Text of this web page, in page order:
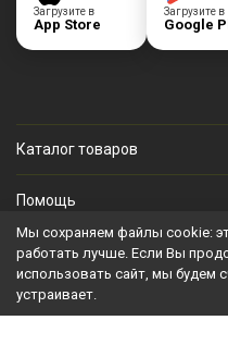
Загрузите в
App Store
Загрузите в
Google
Каталог товаров
Помощь
Личный кабинет
Политика персональных
Мы сохраняем файлы cookie:
работать лучше. Если Вы
использовать сайт, мы будем
устраивает.